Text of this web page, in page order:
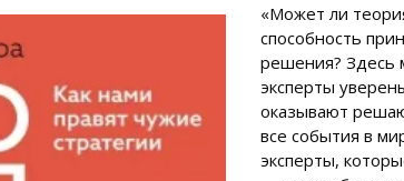
«Может ли
способность
решения? Здесь
эксперты
оказывают
все события в
эксперты,